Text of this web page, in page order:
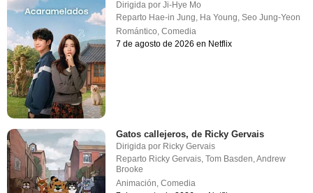
Dirigida porJi-Hye Mo
Reparto Hae-in Jung, Ha Young,Seo Jung-Yeon
Romántico,Comedia
7 de agosto de 2026 en Netflix
Gatos callejeros, de Ricky Gervais
Dirigida por Ricky Gervais
Reparto Ricky Gervais,Tom Basden,Andrew
Brooke
Animación,Comedia